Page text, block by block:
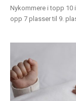
Nykommere i topp 10
opp 7 plasser til 9.